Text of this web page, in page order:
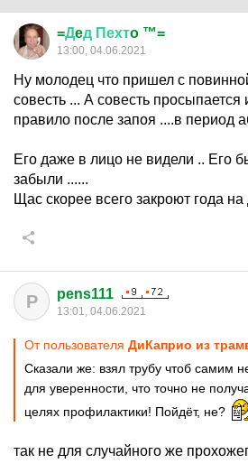
=Дeд Пехтo ™=
13:00, 04.06.2021
Ну молодец что пришел с
совесть ... А совесть просыпается
правило после запоя ....в период
Его даже в лицо не видели .. Его
забыли ......
Щас скорее всего закроют года на
P pens111
13:01, 04.06.2021
От пользователя ДиКаприо из
Сказали же: взял трубу чтоб самим
для уверенности, что точно не
целях профилактики! Пойдёт, не?
так не для случайного же